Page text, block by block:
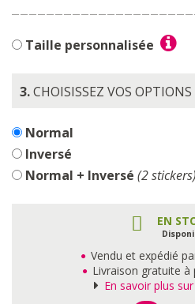
Taille personnalisée
3.CHOISISSEZ VOS OPTIONS
Normal
Inversé
Normal + Inversé (2 stickers)
EN
Vendu et expédié
Livraison gratuite à
En savoir plus